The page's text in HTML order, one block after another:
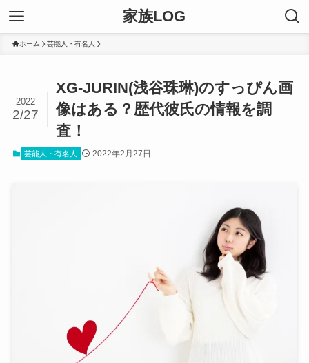
家族LOG
ホーム 芸能人・有名人
XG-JURIN(浅谷珠琳)のすっぴん画
像はある？歴代彼氏の情報を調
査！
2022
2/27
芸能人・有名人 2022年2月27日